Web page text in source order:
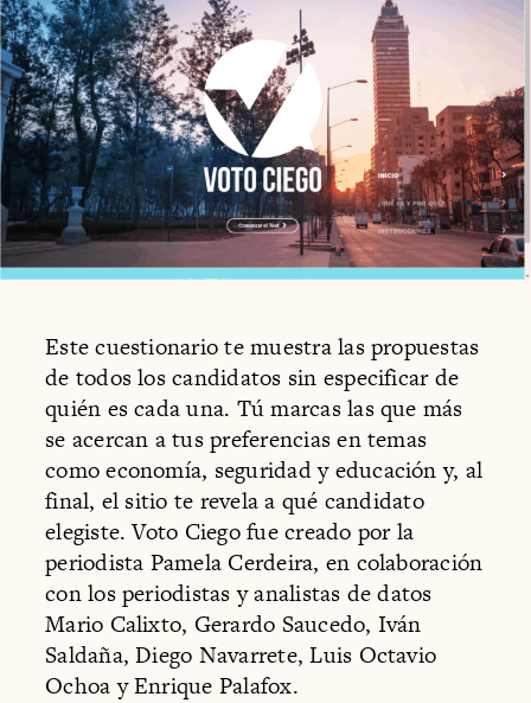
Este cuestionario te muestra las propuestas
de todos los candidatos sin especificar de
quién es cada una. Tú marcas las que más
se acercan a tus preferencias en temas
como economía, seguridad y educación y, al
final, el sitio te revela a qué candidato
elegiste. Voto Ciego fue creado por la
periodista Pamela Cerdeira, en colaboración
con los periodistas y analistas de datos
Mario Calixto, Gerardo Saucedo, Iván
Saldaña, Diego Navarrete, Luis Octavio
Ochoa y Enrique Palafox.